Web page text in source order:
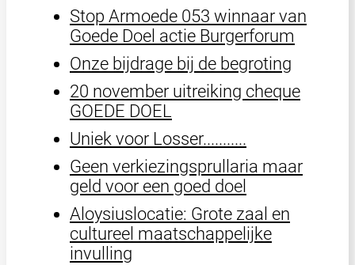
Stop Armoede 053 winnaar van
Goede Doel actie Burgerforum
Onze bijdrage bij de begroting
20 november uitreiking cheque
GOEDE DOEL
Uniek voor Losser...........
Geen verkiezingsprullaria maar
geld voor een goed doel
Aloysiuslocatie: Grote zaal en
cultureel maatschappelijke
invulling